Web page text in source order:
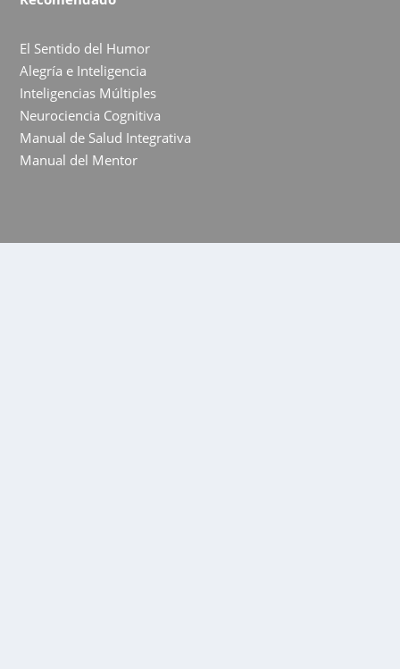
El Sentido del Humor
Alegría e Inteligencia
Inteligencias Múltiples
Neurociencia Cognitiva
Manual de Salud Integrativa
Manual del Mentor